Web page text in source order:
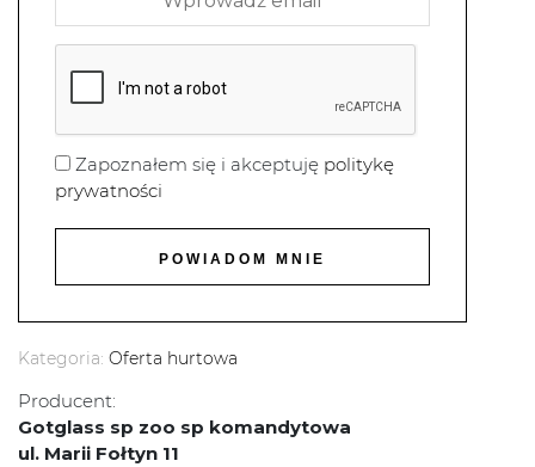
Zapoznałem się i akceptuję politykę
prywatności
Kategoria: Oferta hurtowa
Producent:
Gotglass sp zoo sp komandytowa
ul. Marii Fołtyn 11